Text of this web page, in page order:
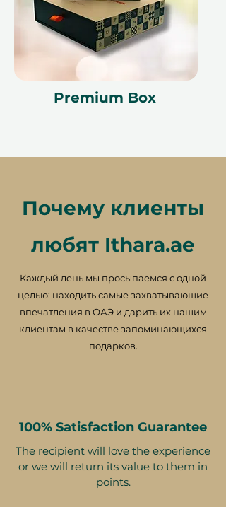
которое подлежит наличию;
бронирование на тот же день не
может быть обработано из-за
политики наших партнеров.
Отмена бронирования может
сделать сертификат
недействительным. Условия
Premium Box
Почему клиенты
любят Ithara.ae
Каждый день мы просыпаемся с одной
целью: находить самые захватывающие
впечатления в ОАЭ и дарить их нашим
клиентам в качестве запоминающихся
подарков.
100% Satisfaction Guarantee
The recipient will love the experience
or we will return its value to them in
points.